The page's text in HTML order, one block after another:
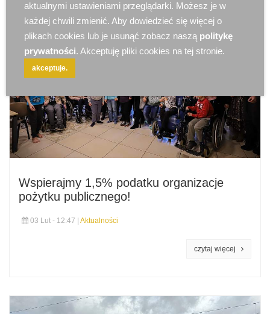
Wspierajmy 1,5% podatku organizacje
pożytku publicznego!
03 Lut - 12:47 | Aktualności
aktualnymi ustawieniami przeglądarki. Możesz je w
każdej chwili zmienić. Aby dowiedzieć się więcej o
plikach cookies lub je usunąć zobacz naszą politykę
prywatności. Akceptuję pliki cookies na tej stronie.
akceptuje.